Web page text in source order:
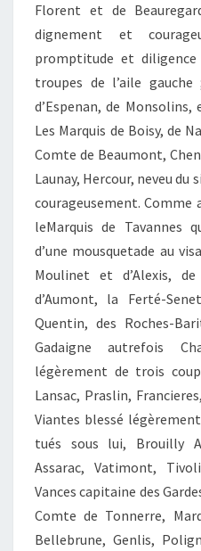
Florent et de
dignement et
promptitude et diligence
troupes de l’aile
d’Espenan, de
Les Marquis de Boisy, de
Comte de Beaumont,
Launay, Hercour, neveu
courageusement. Comme
leMarquis de Tavannes
d’une mousquetade au
Moulinet et d’Alexis,
d’Aumont, la Ferté-
Quentin, des Roches-
Gadaigne autrefois
légèrement de trois
Lansac, Praslin,
Viantes blessé
tués sous lui, Brouilly
Assarac, Vatimont,
Vances capitaine des
Comte de Tonnerre,
Bellebrune, Genlis,